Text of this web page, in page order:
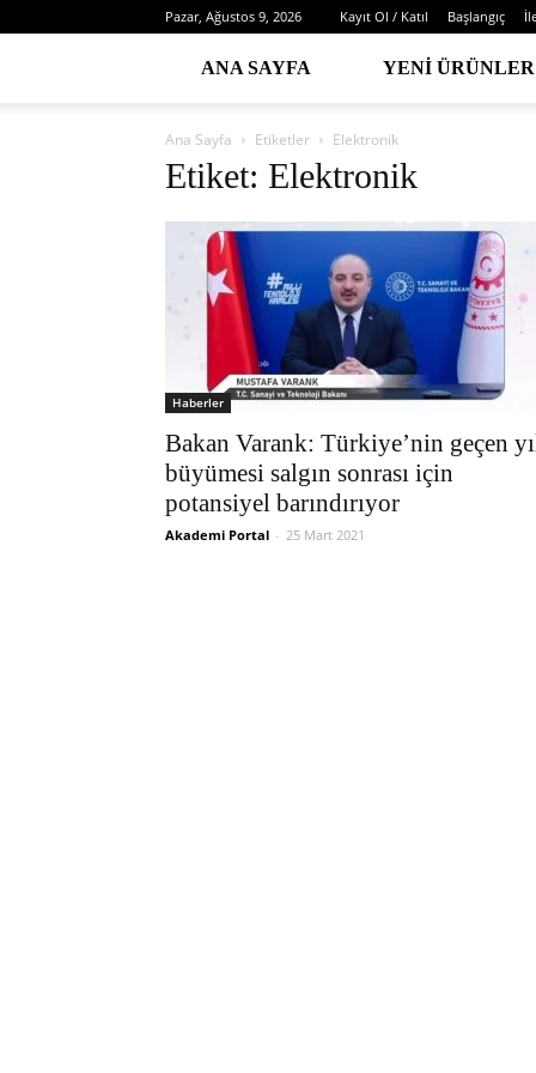
Pazar, Ağustos 9, 2026 Kayıt Ol / Katıl Başlangıç
ANA SAYFA YENI ÜRÜNLER
Ana Sayfa Etiketler Elektronik
Etiket: Elektronik
Haberler
Bakan Varank: Türkiye’nin geçen
büyümesi salgın sonrası için
potansiyel barındırıyor
Akademi Portal - 25 Mart 2021